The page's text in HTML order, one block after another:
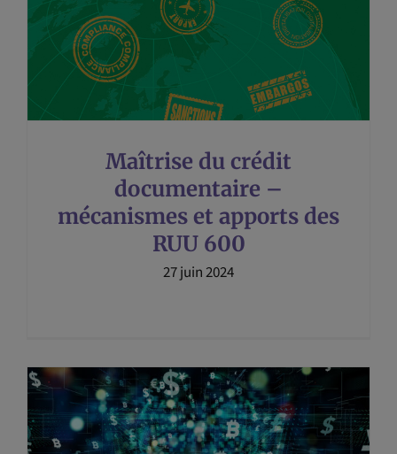
Maîtrise du crédit
documentaire –
mécanismes et apports des
RUU 600
27 juin 2024